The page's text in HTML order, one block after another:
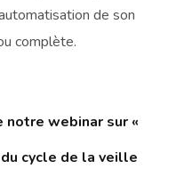
de son
complète.
notre webinar sur «
du cycle de la veille